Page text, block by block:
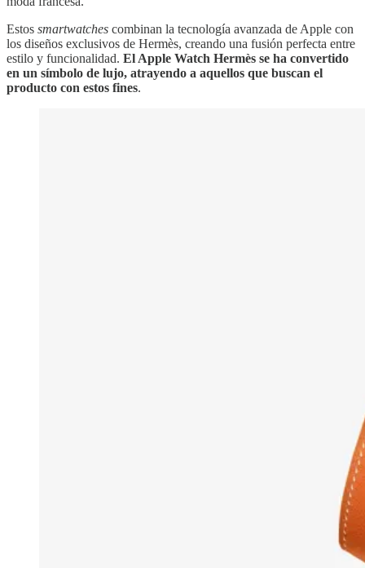
Estos smartwatches combinan la tecnología avanzada de Apple con
los diseños exclusivos de Hermès, creando una fusión perfecta entre
estilo y funcionalidad. El Apple Watch Hermès se ha convertido
en un símbolo de lujo, atrayendo a aquellos que buscan el
producto con estos fines.